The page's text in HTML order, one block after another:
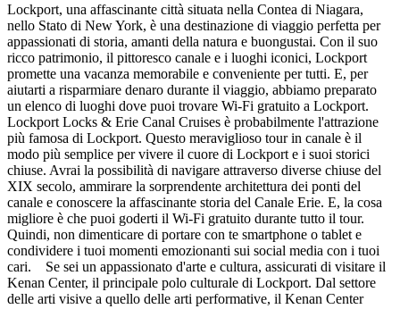
Lockport, una affascinante città situata nella Contea di Niagara,
nello Stato di New York, è una destinazione di viaggio perfetta per
appassionati di storia, amanti della natura e buongustai. Con il suo
ricco patrimonio, il pittoresco canale e i luoghi iconici, Lockport
promette una vacanza memorabile e conveniente per tutti. E, per
aiutarti a risparmiare denaro durante il viaggio, abbiamo preparato
un elenco di luoghi dove puoi trovare Wi-Fi gratuito a Lockport.
Lockport Locks & Erie Canal Cruises è probabilmente l'attrazione
più famosa di Lockport. Questo meraviglioso tour in canale è il
modo più semplice per vivere il cuore di Lockport e i suoi storici
chiuse. Avrai la possibilità di navigare attraverso diverse chiuse del
XIX secolo, ammirare la sorprendente architettura dei ponti del
canale e conoscere la affascinante storia del Canale Erie. E, la cosa
migliore è che puoi goderti il Wi-Fi gratuito durante tutto il tour.
Quindi, non dimenticare di portare con te smartphone o tablet e
condividere i tuoi momenti emozionanti sui social media con i tuoi
cari. Se sei un appassionato d'arte e cultura, assicurati di visitare il
Kenan Center, il principale polo culturale di Lockport. Dal settore
delle arti visive a quello delle arti performative, il Kenan Center